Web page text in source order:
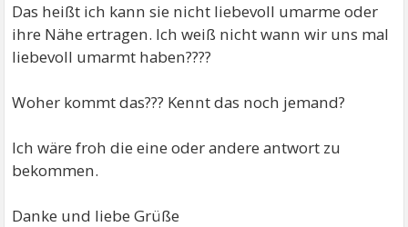
Das heißt ich kann sie nicht liebevoll umarme oder
ihre Nähe ertragen. Ich weiß nicht wann wir uns mal
liebevoll umarmt haben????
Woher kommt das??? Kennt das noch jemand?
Ich wäre froh die eine oder andere antwort zu
bekommen.
Danke und liebe Grüße